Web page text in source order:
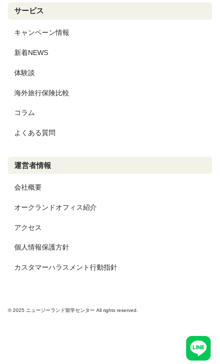
サービス
キャンペーン情報
新着NEWS
体験談
海外旅行保険比較
コラム
よくある質問
運営者情報
会社概要
オークランドオフィス紹介
アクセス
個人情報保護方針
カスタマーハラスメント行動指針
© 2025 ニュージーランド留学センター All rights reserved.